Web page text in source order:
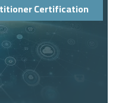
Certification